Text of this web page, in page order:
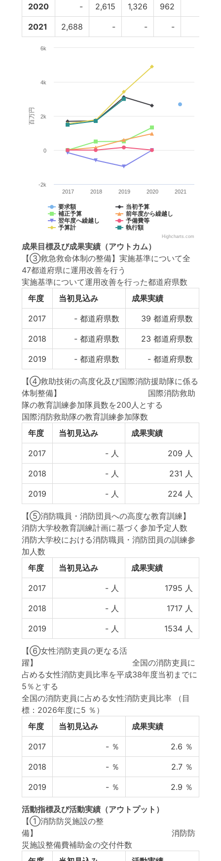
2020 - 2,615 1,326 962
2021 2,688 - - -
百万円
要求額
当初予算
補正予算
前年度から繰越し
翌年度へ繰越し
予備費等
予算計
執行額
2017 2018 2019 2020 2021
-2k
0
2k
4k
6k
Highcharts.com
成果目標及び成果実績 （アウトカム）
【③救急救命体制の整備】実施基準について全
47都道府県に運用改善を行う
実施基準について運用改善を行った都道府県数
年度
当初見込み 成果実績
2017 - 都道府県数 39 都道府県数
2018 - 都道府県数 23 都道府県数
2019 - 都道府県数 - 都道府県数
【④救助技術の高度化及び国際消防援助隊に係る
体制整備】 国際消防救助
隊の教育訓練参加隊員数を200人とする
国際消防救助隊の教育訓練参加隊数
年度
当初見込み 成果実績
2017 - 人 209 人
2018 - 人 231 人
2019 - 人 224 人
【⑤消防職員・消防団員への高度な教育訓練】
消防大学校教育訓練計画に基づく参加予定人数
消防大学校における消防職員・消防団員の訓練参
加人数
年度
当初見込み 成果実績
2017 - 人 1795 人
2018 - 人 1717 人
2019 - 人 1534 人
【⑥女性消防吏員の更なる活
躍】 全国の消防吏員に
占める女性消防吏員比率を平成38年度当初までに
5％とする
全国の消防吏員に占める女性消防吏員比率
（目
標：2026年度に5 ％）
年度
当初見込み 成果実績
2017 - ％ 2.6 ％
2018 - ％ 2.7 ％
2019 - ％ 2.9 ％
活動指標及び活動実績 （アウトプット）
【①消防防災施設の整
備】 消防防
災施設整備費補助金の交付件数